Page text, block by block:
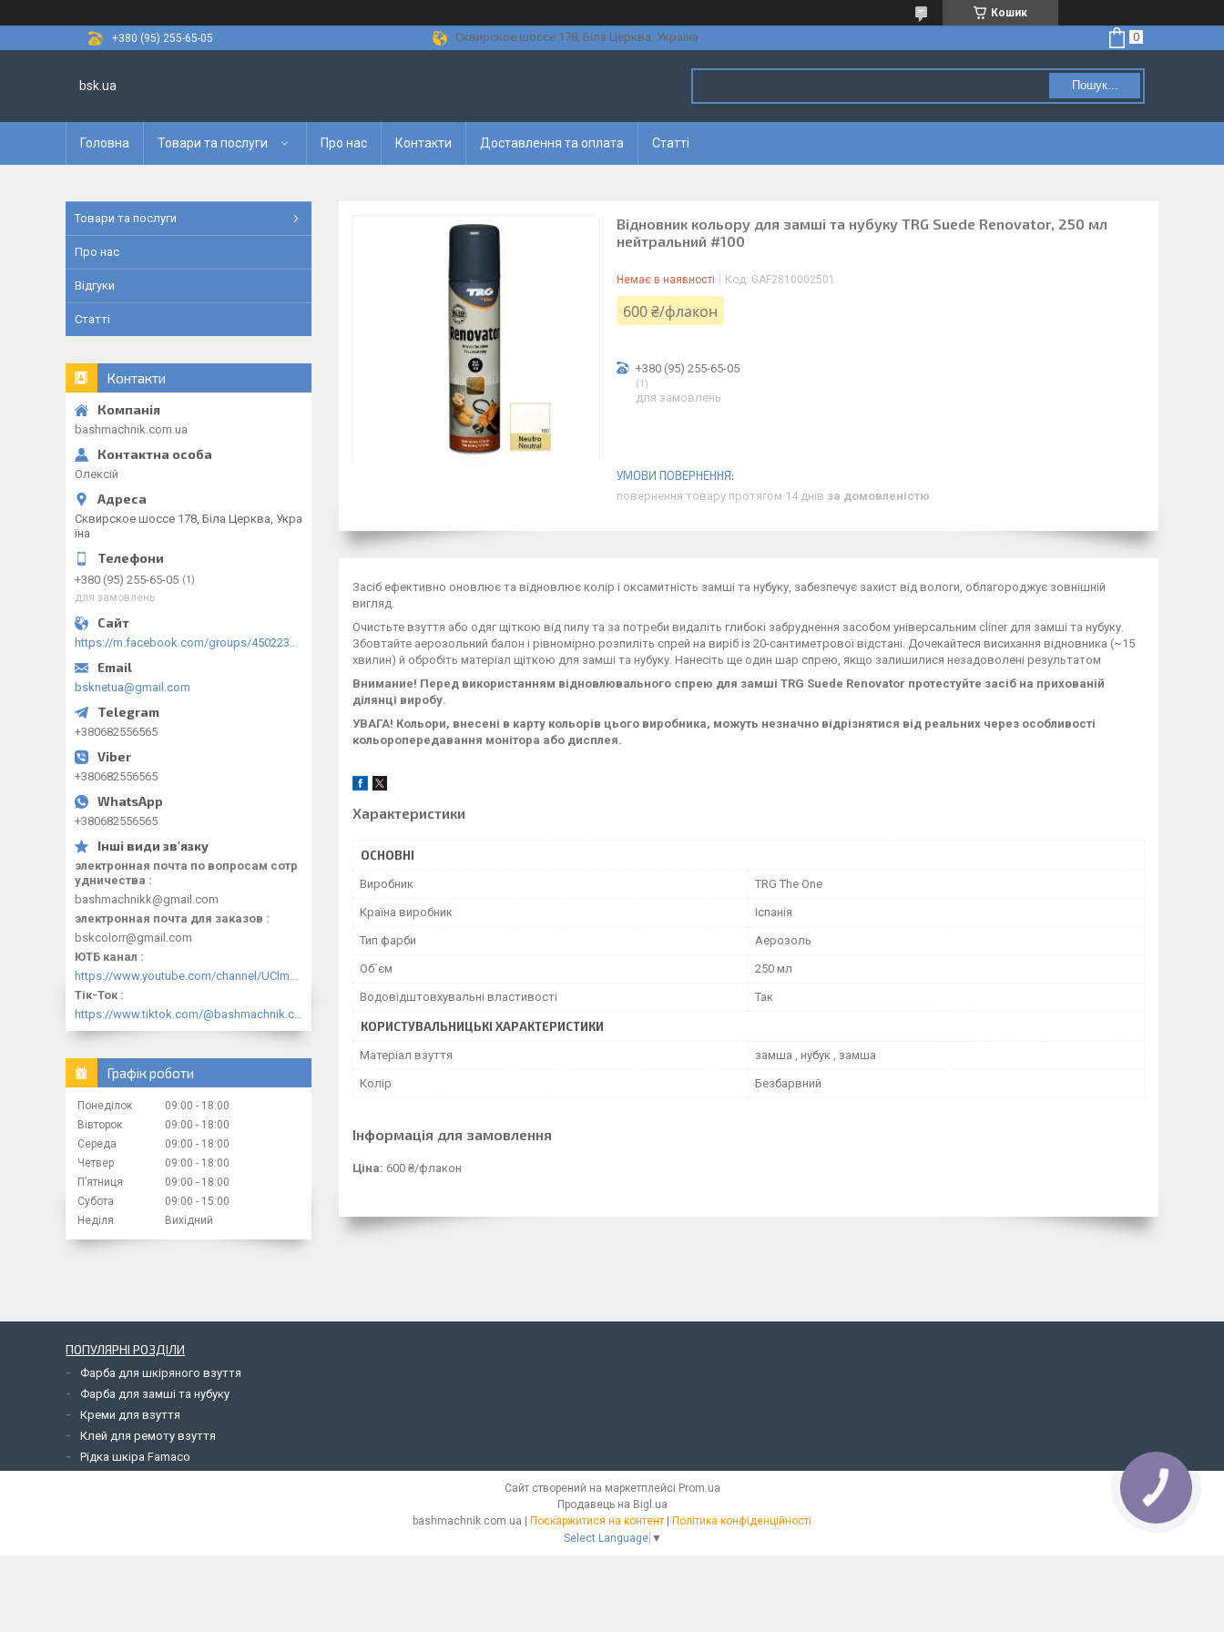
Кошик
+380 (95) 255-65-05
Сквирское шоссе 178, Біла Церква, Україна
bsk.ua Пошук...
Головна Товари та послуги Про нас Контакти Доставлення та оплата Статті
Відновник кольору для замші та нубуку TRG Suede Renovator, 250 мл
нейтральний #100
Немає в наявності Код: GAF2810002501
600 ₴/флакон
+380 (95) 255-65-05
1
для замовлень
повернення товару протягом 14 днів за домовленістю
Засіб ефективно оновлює та відновлює колір і оксамитність замші та нубуку, забезпечує захист від вологи, облагороджує зовнішній
вигляд.
Очистьте взуття або одяг щіткою від пилу та за потреби видаліть глибокі забруднення засобом універсальним cliner для замші та нубуку.
Збовтайте аерозольний балон і рівномірно розпиліть спрей на виріб із 20-сантиметрової відстані. Дочекайтеся висихання відновника (~15
хвилин) й обробіть матеріал щіткою для замші та нубуку. Нанесіть ще один шар спрею, якщо залишилися незадоволені результатом
Внимание! Перед використанням відновлювального спрею для замші TRG Suede Renovator протестуйте засіб на прихованій
ділянці виробу.
УВАГА! Кольори, внесені в карту кольорів цього виробника, можуть незначно відрізнятися від реальних через особливості
кольоропередавання монітора або дисплея.
Характеристики
ОСНОВНІ
Виробник TRG The One
Країна виробник Іспанія
Тип фарби Аерозоль
Об`єм 250 мл
Водовідштовхувальні властивості Так
КОРИСТУВАЛЬНИЦЬКІ ХАРАКТЕРИСТИКИ
Матеріал взуття замша , нубук , замша
Колір Безбарвний
Інформація для замовлення
Ціна: 600 ₴/флакон
Товари та послуги
Про нас
Відгуки
Статті
Контакти
bashmachnik.com.ua
Олексій
Сквирское шоссе 178, Біла Церква, Укра
їна
+380 (95) 255-65-05 1
для замовлень
https://m.facebook.com/groups/450223289123148/?ref=group_browse
bsknetua@gmail.com
+380682556565
+380682556565
+380682556565
электронная почта по вопросам сотр
удничества
bashmachnikk@gmail.com
электронная почта для заказов
bskcolorr@gmail.com
ЮТБ канал
https://www.youtube.com/channel/UClmpExjfqH65_PkVWCmgPbQ
Тік-Ток
https://www.tiktok.com/@bashmachnik.com.ua
Графік роботи
Понеділок 09:00
18:00
Вівторок
09:00
18:00
Середа
09:00
18:00
Четвер
09:00
18:00
Пʼятниця
09:00
18:00
Субота
09:00
15:00
Неділя
Вихідний
ПОПУЛЯРНІ РОЗДІЛИ
Фарба для шкіряного взуття
Фарба для замші та нубуку
Креми для взуття
Клей для ремоту взуття
Рідка шкіра Famaco
Сайт створений на маркетплейсі Prom.ua
Продавець на Bigl.ua
Поскаржитися на контент
Політика конфіденційності
Select Language ▼
КНОПКА
ЗВ'ЯЗКУ